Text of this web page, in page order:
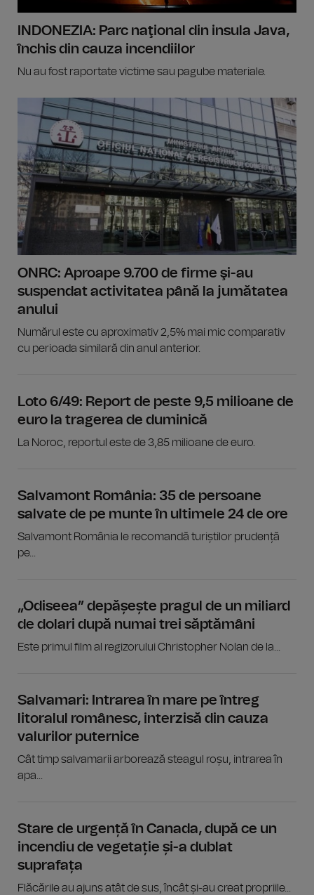
INDONEZIA: Parc naţional din insula Java,
închis din cauza incendiilor
Nu au fost raportate victime sau pagube materiale.
ONRC: Aproape 9.700 de firme şi-au
suspendat activitatea până la jumătatea
anului
Numărul este cu aproximativ 2,5% mai mic comparativ
cu perioada similară din anul anterior.
Loto 6/49: Report de peste 9,5 milioane de
euro la tragerea de duminică
La Noroc, reportul este de 3,85 milioane de euro.
Salvamont România: 35 de persoane
salvate de pe munte în ultimele 24 de ore
Salvamont România le recomandă turiștilor prudență
pe...
„Odiseea” depășește pragul de un miliard
de dolari după numai trei săptămâni
Este primul film al regizorului Christopher Nolan de la...
Salvamari: Intrarea în mare pe întreg
litoralul românesc, interzisă din cauza
valurilor puternice
Cât timp salvamarii arborează steagul roșu, intrarea în
apa...
Stare de urgență în Canada, după ce un
incendiu de vegetație și-a dublat
suprafața
Flăcările au ajuns atât de sus, încât și-au creat propriile...